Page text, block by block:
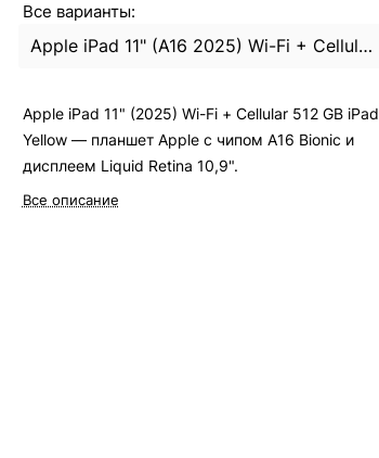
Все варианты:
Apple iPad 11" (A16 2025) Wi-Fi + Cellular 512Gb Yellow
Apple iPad 11" (2025) Wi-Fi + Cellular 512 GB iPad
Yellow — планшет Apple с чипом A16 Bionic и
дисплеем Liquid Retina 10,9".
Все описание